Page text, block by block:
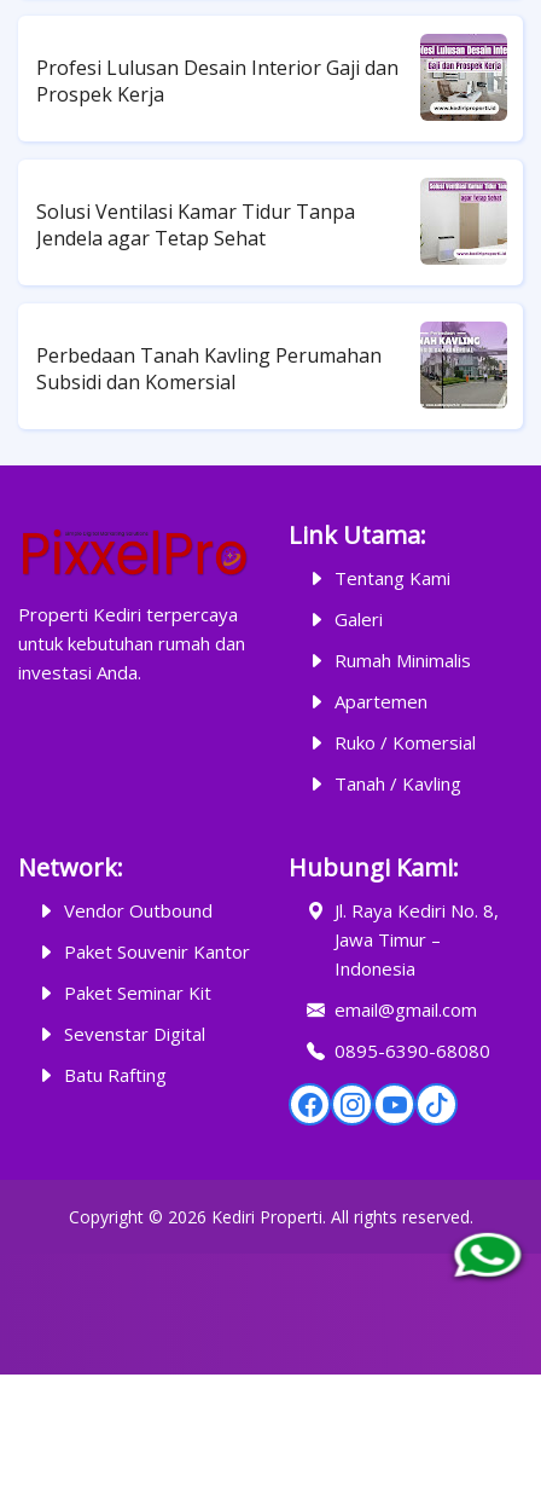
Profesi Lulusan Desain Interior Gaji dan
Prospek Kerja
Solusi Ventilasi Kamar Tidur Tanpa
Jendela agar Tetap Sehat
Perbedaan Tanah Kavling Perumahan
Subsidi dan Komersial
Properti Kediri terpercaya
untuk kebutuhan rumah dan
investasi Anda.
Link Utama:
Tentang Kami
Galeri
Rumah Minimalis
Apartemen
Ruko / Komersial
Tanah / Kavling
Network:
Vendor Outbound
Paket Souvenir Kantor
Paket Seminar Kit
Sevenstar Digital
Batu Rafting
Hubungi Kami:
Jl. Raya Kediri No. 8,
Jawa Timur –
Indonesia
email@gmail.com
0895-6390-68080
Copyright © 2026 Kediri Properti. All rights reserved.